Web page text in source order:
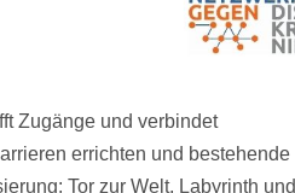
Zugänge und verbindet
errichten und bestehende
Tor zur Welt, Labyrinth und